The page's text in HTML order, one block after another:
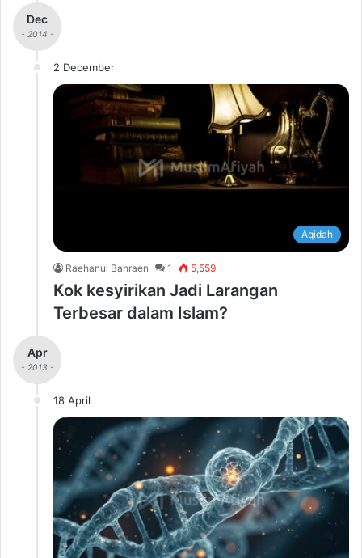
Dec
- 2014 -
2 December
Aqidah
Raehanul Bahraen 1 5,559
Kok kesyirikan Jadi Larangan
Terbesar dalam Islam?
Apr
- 2013 -
18 April